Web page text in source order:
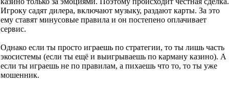
Игроку садят дилера, включают музыку, раздают карты. За это
ему ставят минусовые правила и он постепено оплачивает
сервис.
Однако если ты просто играешь по стратегии, то ты лишь часть
экосистемы (если ты ещё и выигрываешь по карману казино). А
если ты играешь не по правилам, а пихаешь что то, то ты уже
мошенник.